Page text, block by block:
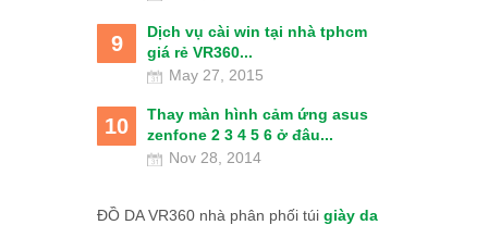
9
Dịch vụ cài win tại nhà tphcm
giá rẻ VR360...
May 27, 2015
10
Thay màn hình cảm ứng asus
zenfone 2 3 4 5 6 ở đâu...
Nov 28, 2014
ĐỒ DA VR360 nhà phân phối túi giày da